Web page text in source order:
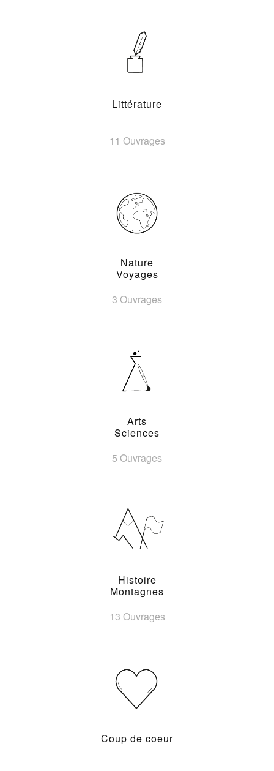
Littérature
11 Ouvrages
Nature
Voyages
3 Ouvrages
Arts
Sciences
5 Ouvrages
Histoire
Montagnes
13 Ouvrages
Coup de coeur